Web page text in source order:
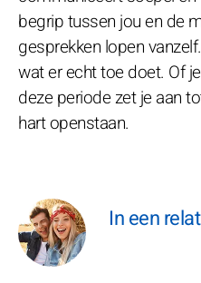
begrip tussen jou en de
gesprekken lopen
wat er echt toe doet. Of
deze periode zet je aan
hart openstaan.
In een